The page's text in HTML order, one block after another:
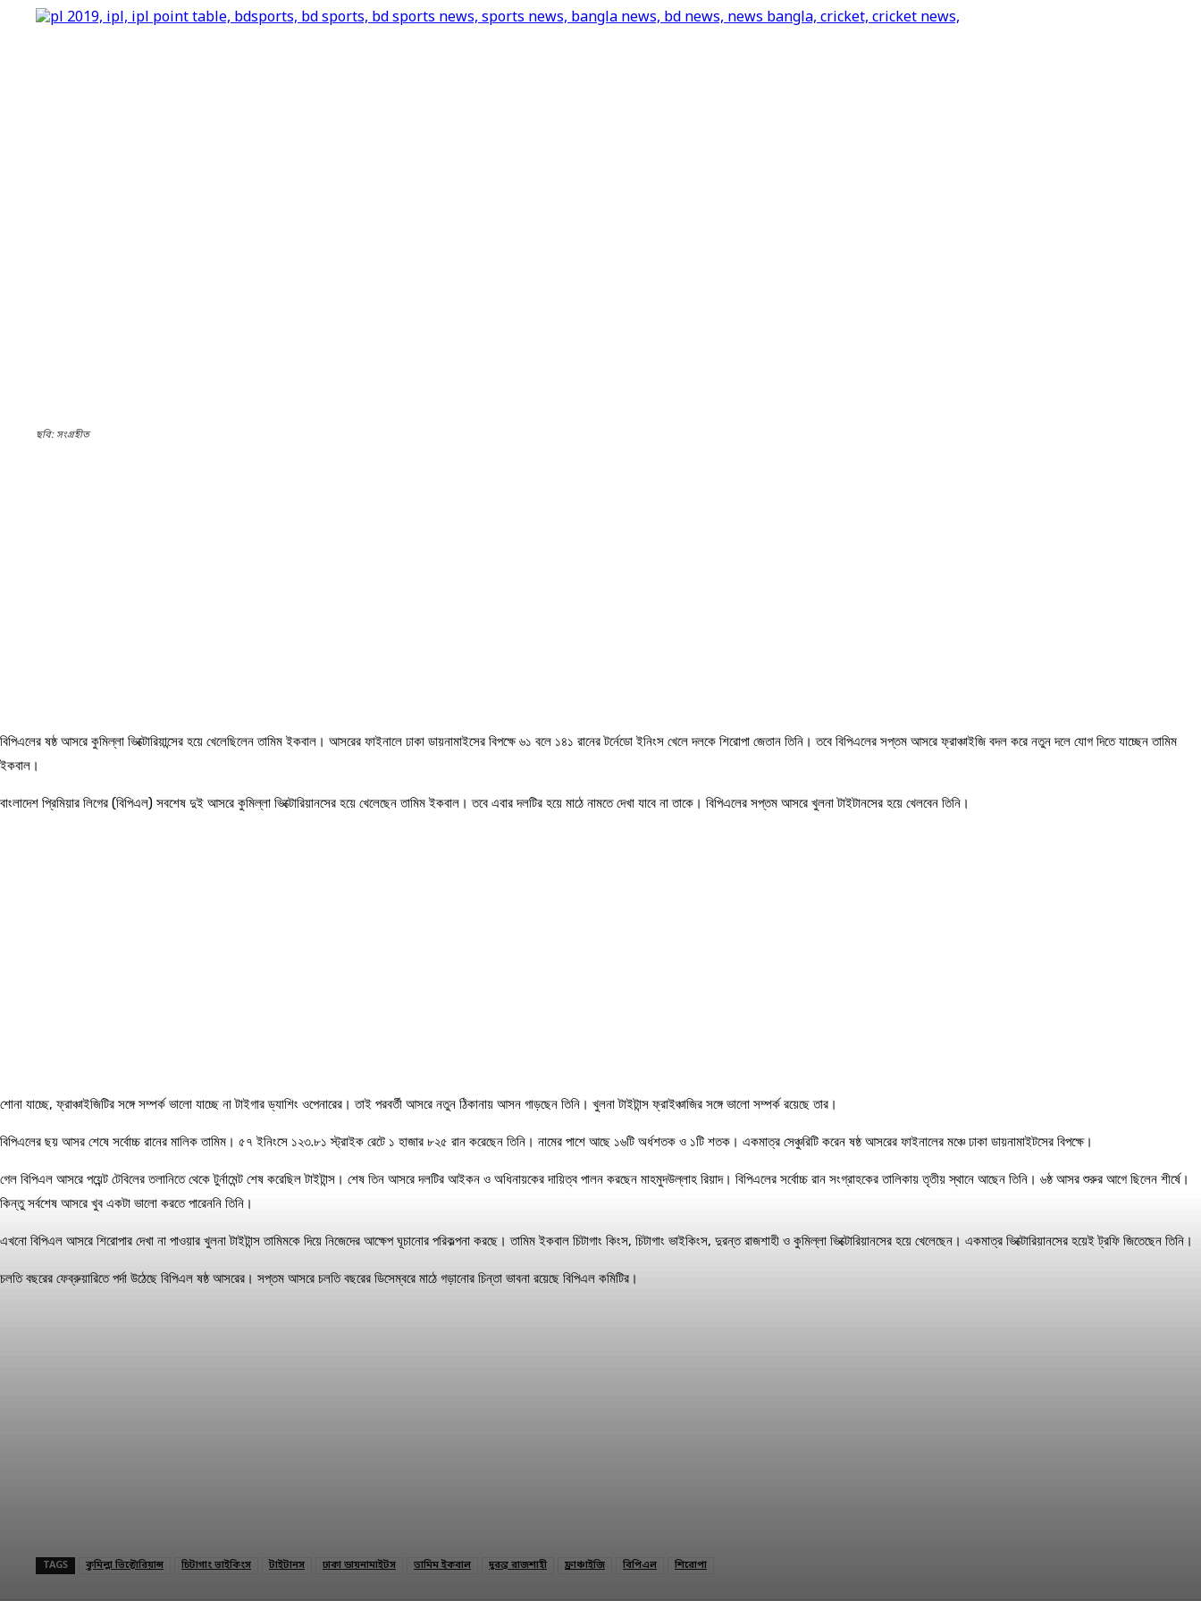
ছবি: সংগ্রহীত
বিপিএলের ষষ্ঠ আসরে কুমিল্লা ভিক্টোরিয়ান্সের হয়ে খেলেছিলেন তামিম ইকবাল। আসরের ফাইনালে ঢাকা ডায়নামাইসের বিপক্ষে ৬১ বলে ১৪১ রানের টর্নেডো ইনিংস খেলে দলকে শিরোপা জেতান তিনি। তবে বিপিএলের সপ্তম আসরে ফ্রাঞ্চাইজি বদল করে নতুন দলে যোগ দিতে যাচ্ছেন তামিম
ইকবাল।
বাংলাদেশ প্রিমিয়ার লিগের (বিপিএল) সবশেষ দুই আসরে কুমিল্লা ভিক্টোরিয়ানসের হয়ে খেলেছেন তামিম ইকবাল। তবে এবার দলটির হয়ে মাঠে নামতে দেখা যাবে না তাকে। বিপিএলের সপ্তম আসরে খুলনা টাইটানসের হয়ে খেলবেন তিনি।
শোনা যাচ্ছে, ফ্রাঞ্চাইজিটির সঙ্গে সম্পর্ক ভালো যাচ্ছে না টাইগার ড্যাশিং ওপেনারের। তাই পরবর্তী আসরে নতুন ঠিকানায় আসন গাড়ছেন তিনি। খুলনা টাইটান্স ফ্রাইঞ্চাজির সঙ্গে ভালো সম্পর্ক রয়েছে তার।
বিপিএলের ছয় আসর শেষে সর্বোচ্চ রানের মালিক তামিম। ৫৭ ইনিংসে ১২৩.৮১ স্ট্রাইক রেটে ১ হাজার ৮২৫ রান করেছেন তিনি। নামের পাশে আছে ১৬টি অর্ধশতক ও ১টি শতক। একমাত্র সেঞ্চুরিটি করেন ষষ্ঠ আসরের ফাইনালের মঞ্চে ঢাকা ডায়নামাইটসের বিপক্ষে।
গেল বিপিএল আসরে পয়েন্ট টেবিলের তলানিতে থেকে টুর্নামেন্ট শেষ করেছিল টাইটান্স। শেষ তিন আসরে দলটির আইকন ও অধিনায়কের দায়িত্ব পালন করছেন মাহমুদউল্লাহ রিয়াদ। বিপিএলের সর্বোচ্চ রান সংগ্রাহকের তালিকায় তৃতীয় স্থানে আছেন তিনি। ৬ষ্ঠ আসর শুরুর আগে ছিলেন শীর্ষে।
কিন্তু সর্বশেষ আসরে খুব একটা ভালো করতে পারেননি তিনি।
এখনো বিপিএল আসরে শিরোপার দেখা না পাওয়ার খুলনা টাইটান্স তামিমকে দিয়ে নিজেদের আক্ষেপ ঘূচানোর পরিকল্পনা করছে। তামিম ইকবাল চিটাগাং কিংস, চিটাগাং ভাইকিংস, দুরন্ত রাজশাহী ও কুমিল্লা ভিক্টোরিয়ানসের হয়ে খেলেছেন। একমাত্র ভিক্টোরিয়ানসের হয়েই ট্রফি জিতেছেন তিনি।
চলতি বছরের ফেব্রুয়ারিতে পর্দা উঠেছে বিপিএল ষষ্ঠ আসরের। সপ্তম আসরে চলতি বছরের ডিসেম্বরে মাঠে গড়ানোর চিন্তা ভাবনা রয়েছে বিপিএল কমিটির।
TAGS কুমিল্লা ভিক্টোরিয়ান্স চিটাগাং ভাইকিংস টাইটানস ঢাকা ডায়নামাইটস তামিম ইকবাল দুরন্ত রাজশাহী ফ্রাঞ্চাইজি বিপিএল শিরোপা